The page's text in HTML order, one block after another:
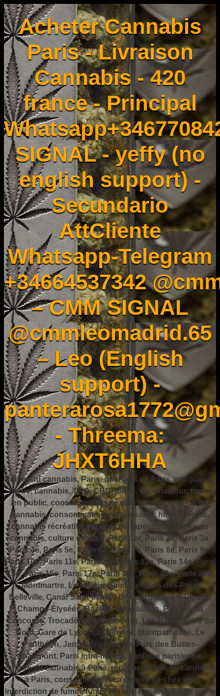
Acheter Cannabis
Paris - Livraison
Cannabis - 420
france - Principal
SIGNAL - yeffy (no
english support) -
Secundario
AttCliente
Whatsapp-Telegram
+34664537342
– CMM SIGNAL
@cmmleomadrid.65
– Leo (English
support) -
- Threema:
JHXT6HHA
fumer du cannabis, Paris, quartiers de Paris, marijuana,
herbe, cannabis, THC, CBD, joints, vaporisateur, fumer
en public, consommation de cannabis, législation du
cannabis, consommation responsable, fumer à Paris,
cannabis récréatif, cannabis thérapeutique, fumée de
cannabis, culture urbaine, Paris 1er, Paris 2e, Paris 3e,
Paris 4e, Paris 5e, Paris 6e, Paris 7e, Paris 8e, Paris 9e,
Paris 10e, Paris 11e, Paris 12e, Paris 13e, Paris 14e, Paris
15e, Paris 16e, Paris 17e, Paris 18e, Paris 19e, Paris 20e,
Montmartre, Le Marais, Saint-Germain-des-Prés,
Belleville, Canal Saint-Martin, Le Quartier Latin, Pigalle,
Champs-Élysées, Bastille, République, Place de la
Concorde, Trocadéro, Luxembourg, Les Halles, Gare du
Nord, Gare de Lyon, La Défense, Montparnasse, Le
Panthéon, Jardin des Plantes, Parc des Buttes-
Chaumont, Paris intra-muros, banlieue parisienne,
culture du cannabis à Paris, réglementation du cannabis
à Paris, consommation en dehors de chez soi,
interdiction de fumer, fumer dans la rue, législation sur le